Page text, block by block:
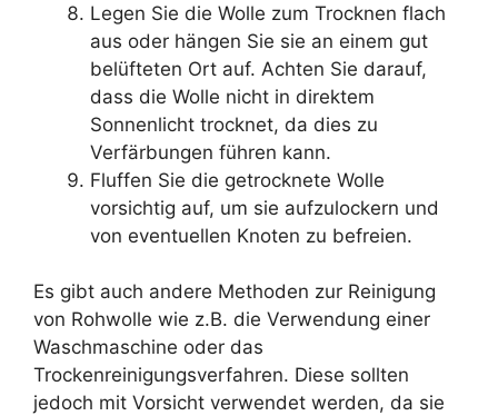
Legen Sie die Wolle zum Trocknen flach
aus oder hängen Sie sie an einem gut
belüfteten Ort auf. Achten Sie darauf,
dass die Wolle nicht in direktem
Sonnenlicht trocknet, da dies zu
Verfärbungen führen kann.
Fluffen Sie die getrocknete Wolle
vorsichtig auf, um sie aufzulockern und
von eventuellen Knoten zu befreien.
Es gibt auch andere Methoden zur Reinigung
von Rohwolle wie z.B. die Verwendung einer
Waschmaschine oder das
Trockenreinigungsverfahren. Diese sollten
jedoch mit Vorsicht verwendet werden, da sie